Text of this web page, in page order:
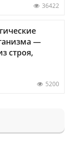
36422
—
строя,
5200